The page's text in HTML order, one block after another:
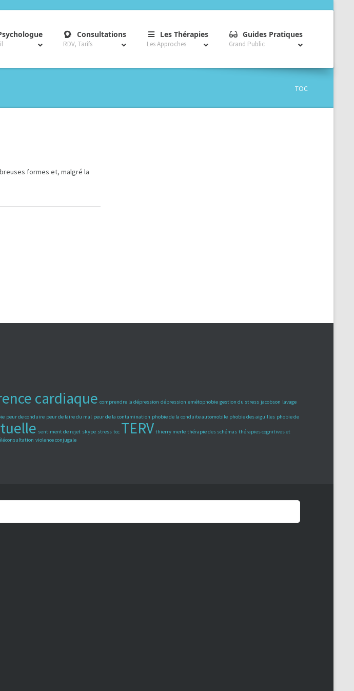
– Consultations
RDV, Tarifs
Les Thérapies
Les Approches
Guides Pratiques
Grand Public
TOC
formes et, malgré la
cardiaque comprendre la dépression dépression emétophobie gestion du stress jacobson lavage
peur de conduire peur de faire du mal peur de la contamination phobie de la conduite automobile phobie des aiguilles phobie de
sentiment de rejet skype stress tcc TERV thierry merle thérapie des schémas thérapies cognitives et
violence conjugale